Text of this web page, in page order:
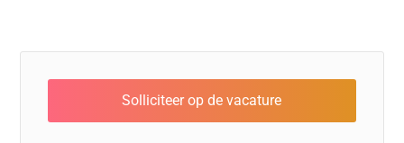
e
b
o
e
dI
n
o
d
o
a
d
s
s
A
p
l